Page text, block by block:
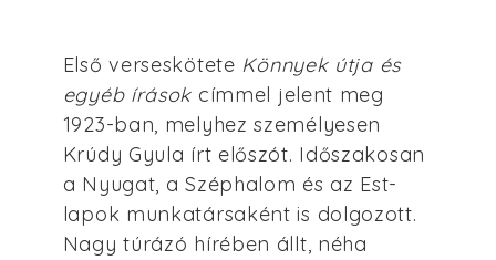
Első verseskötete Könnyek útja és
egyéb írások címmel jelent meg
1923-ban, melyhez személyesen
Krúdy Gyula írt előszót. Időszakosan
a Nyugat, a Széphalom és az Est-
lapok munkatársaként is dolgozott.
Nagy túrázó hírében állt, néha